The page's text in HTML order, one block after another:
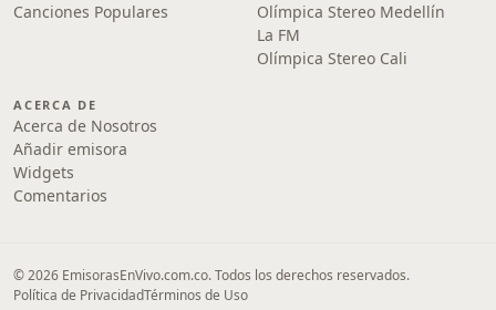
Canciones Populares
Olímpica Stereo Medellín
La FM
Olímpica Stereo Cali
ACERCA DE
Acerca de Nosotros
Añadir emisora
Widgets
Comentarios
© 2026 EmisorasEnVivo.com.co. Todos los derechos reservados.
Política de PrivacidadTérminos de Uso